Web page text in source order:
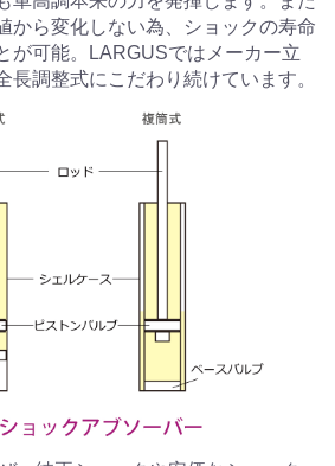
から変化しない為、ショックの寿命
が可能。LARGUSではメーカー立
長調整式にこだわり続けています。